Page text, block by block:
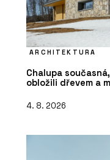
ARCHITEKTURA
Chalupa
obložili dřevem a
4. 8. 2026